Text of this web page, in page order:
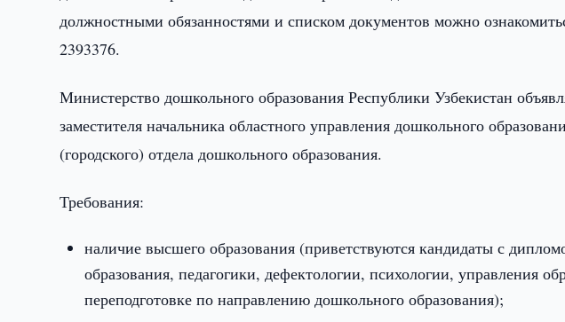
должностными обязанностями и списком документов можно
2393376.
Министерство дошкольного образования Республики Узбекистан
заместителя начальника областного управления дошкольного
(городского) отдела дошкольного образования.
Требования:
наличие высшего образования (приветствуются кандидаты с
образования, педагогики, дефектологии, психологии, управления
переподготовке по направлению дошкольного образования);